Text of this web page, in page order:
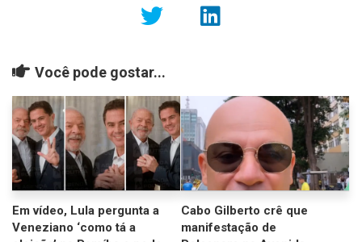
Você pode gostar...
Em vídeo, Lula pergunta a
Veneziano ‘como tá a
Cabo Gilberto crê que
manifestação de